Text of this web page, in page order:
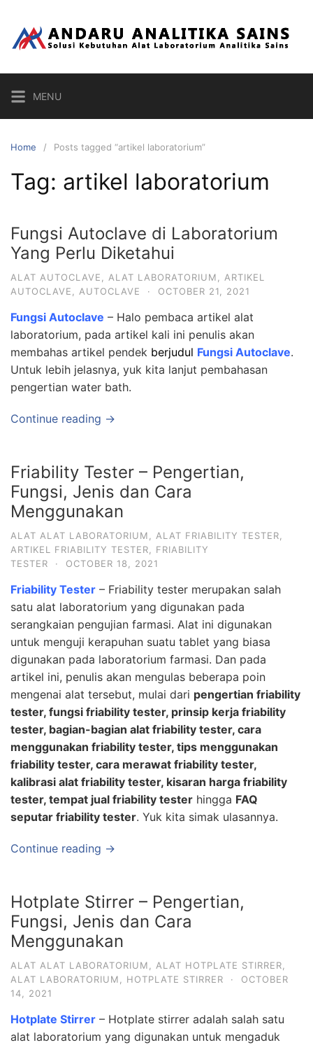
content
MENU
Home Posts tagged “artikel laboratorium”
Tag: artikel laboratorium
Fungsi Autoclave di Laboratorium
Yang Perlu Diketahui
ALAT AUTOCLAVE ALAT LABORATORIUM
ARTIKEL
AUTOCLAVE
AUTOCLAVE · OCTOBER 21, 2021
Fungsi Autoclave – Halo pembaca artikel alat
laboratorium, pada artikel kali ini penulis akan
membahas artikel pendek berjudul Fungsi Autoclave.
Untuk lebih jelasnya, yuk kita lanjut pembahasan
pengertian water bath.
Continue reading →
Friability Tester – Pengertian,
Fungsi, Jenis dan Cara
Menggunakan
ALAT ALAT LABORATORIUM ALAT FRIABILITY TESTER
ARTIKEL FRIABILITY TESTER
FRIABILITY
TESTER
· OCTOBER 18, 2021
Friability Tester – Friability tester merupakan salah
satu alat laboratorium yang digunakan pada
serangkaian pengujian farmasi. Alat ini digunakan
untuk menguji kerapuhan suatu tablet yang biasa
digunakan pada laboratorium farmasi. Dan pada
artikel ini, penulis akan mengulas beberapa poin
mengenai alat tersebut, mulai dari pengertian friability
tester, fungsi friability tester, prinsip kerja friability
tester, bagian-bagian alat friability tester, cara
menggunakan friability tester, tips menggunakan
friability tester, cara merawat friability tester,
kalibrasi alat friability tester, kisaran harga friability
tester, tempat jual friability tester hingga FAQ
seputar friability tester. Yuk kita simak ulasannya.
Continue reading →
Hotplate Stirrer – Pengertian,
Fungsi, Jenis dan Cara
Menggunakan
ALAT ALAT LABORATORIUM ALAT HOTPLATE STIRRER
ALAT LABORATORIUM
HOTPLATE STIRRER ·
OCTOBER
14, 2021
Hotplate Stirrer – Hotplate stirrer adalah salah satu
alat laboratorium yang digunakan untuk mengaduk